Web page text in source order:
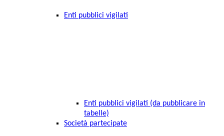
Enti pubblici vigilati
Enti pubblici vigilati (da pubblicare in
tabelle)
Società partecipate